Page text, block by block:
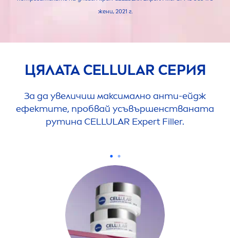
жени, 2021 г.
ЦЯЛАТА CELLULAR СЕРИЯ
За да увеличиш максимално анти-ейдж
ефектите, пробвай усъвършенстваната
рутина CELLULAR Expert Filler.